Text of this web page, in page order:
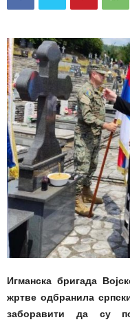
Игманска бригада
жртве одбранила
заборавити да су